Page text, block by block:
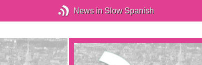
News in Slow Spanish